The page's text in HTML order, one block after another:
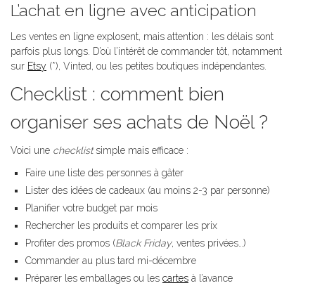
L’achat en ligne avec anticipation
Les ventes en ligne explosent, mais attention : les délais sont
parfois plus longs. D’où l’intérêt de commander tôt, notamment
sur Etsy (*), Vinted, ou les petites boutiques indépendantes.
Checklist : comment bien
organiser ses achats de Noël ?
Voici une checklistsimple mais efficace :
Faire une liste des personnes à gâter
Lister des idées de cadeaux (au moins 2-3 par personne)
Planifier votre budget par mois
Rechercher les produits et comparer les prix
Profiter des promos (Black Friday, ventes privées…)
Commander au plus tard mi-décembre
Préparer les emballages ou les cartes à l’avance